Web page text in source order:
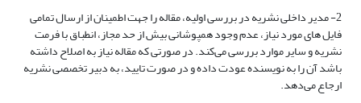
2- مدیر داخلی نشریه در بررسی اولیه، مقاله را جهت اطمینان از ارسال تمامی
فایل های مورد نیاز، عدم وجود همپوشانی بیش از حد مجاز، انطباق با فرمت
نشریه و سایر موارد بررسی می‌کند. در صورتی که مقاله نیاز به اصلاح داشته
باشد آن را به نویسنده عودت داده و در صورت تایید، به دبیر تخصصی نشریه
ارجاع می‌دهد.